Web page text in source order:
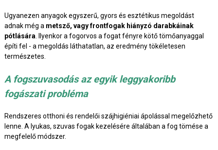
Ugyanezen anyagok egyszerű, gyors és esztétikus megoldást
adnak még a metsző, vagy frontfogak hiányzó darabkáinak
pótlására. Ilyenkor a fogorvos a fogat fényre kötő tömőanyaggal
építi fel - a megoldás láthatatlan, az eredmény tökéletesen
természetes.
A fogszuvasodás az egyik leggyakoribb
fogászati probléma
Rendszeres otthoni és rendelői szájhigiéniai ápolással megelőzhető
lenne. A lyukas, szuvas fogak kezelésére általában a fog tömése a
megfelelő módszer.